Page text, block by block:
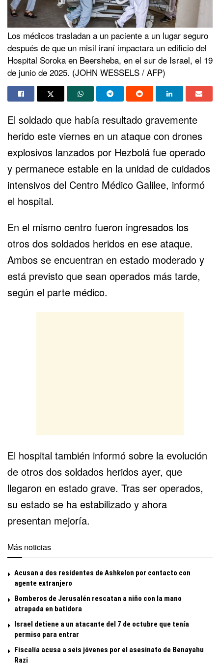
Los médicos trasladan a un paciente a un lugar seguro
después de que un misil iraní impactara un edificio del
Hospital Soroka en Beersheba, en el sur de Israel, el 19
de junio de 2025. (JOHN WESSELS / AFP)
El soldado que había resultado gravemente
herido este viernes en un ataque con drones
explosivos lanzados por Hezbolá fue operado
y permanece estable en la unidad de cuidados
intensivos del Centro Médico Galilee, informó
el hospital.
En el mismo centro fueron ingresados los
otros dos soldados heridos en ese ataque.
Ambos se encuentran en estado moderado y
está previsto que sean operados más tarde,
según el parte médico.
El hospital también informó sobre la evolución
de otros dos soldados heridos ayer, que
llegaron en estado grave. Tras ser operados,
su estado se ha estabilizado y ahora
presentan mejoría.
Más noticias
Acusan a dos residentes de Ashkelon por contacto con
agente extranjero
Bomberos de Jerusalén rescatan a niño con la mano
atrapada en batidora
Israel detiene a un atacante del 7 de octubre que tenía
permiso para entrar
Fiscalía acusa a seis jóvenes por el asesinato de Benayahu
Razi